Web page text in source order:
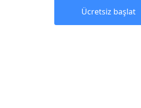
Ücretsiz başlat